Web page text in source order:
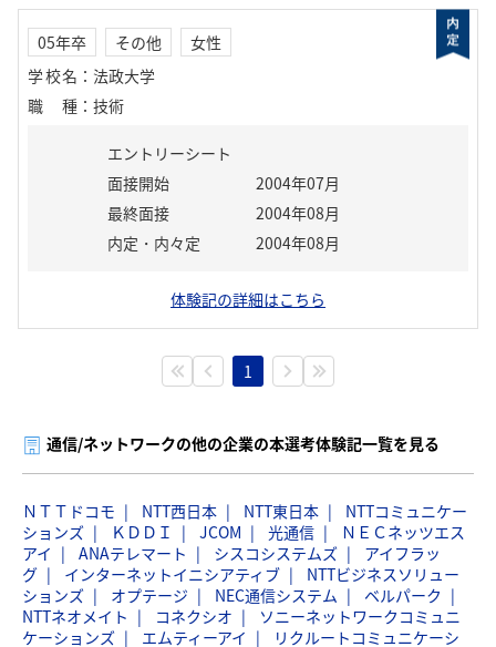
05年卒 その他
女性
学校名 ： 法政大学
職種 ： 技術
エントリーシート
面接開始
2004年07月
最終面接
2004年08月
内定・内々定
2004年08月
体験記の詳細はこちら
1
通信/ネットワークの他の企業の本選考体験記一覧を見る
ＮＴＴドコモ NTT西日本 NTT東日本
NTTコミュニケー
ションズ
ＫＤＤＩ JCOM 光通信
ＮＥＣネッツエス
アイ
ANAテレマート シスコシステムズ
アイフラッ
グ
インターネットイニシアティブ
NTTビジネスソリュー
ションズ
オプテージ NEC通信システム
ベルパーク
NTTネオメイト
コネクシオ
ソニーネットワークコミュニ
ケーションズ
エムティーアイ
リクルートコミュニケーシ